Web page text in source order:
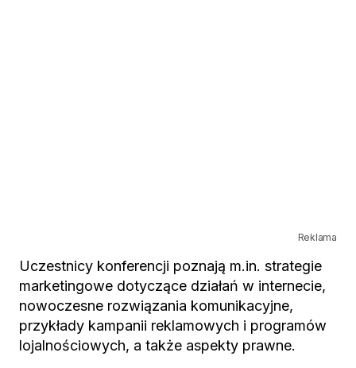
Reklama
Uczestnicy konferencji poznają m.in. strategie
marketingowe dotyczące działań w internecie,
nowoczesne rozwiązania komunikacyjne,
przykłady kampanii reklamowych i programów
lojalnościowych, a także aspekty prawne.